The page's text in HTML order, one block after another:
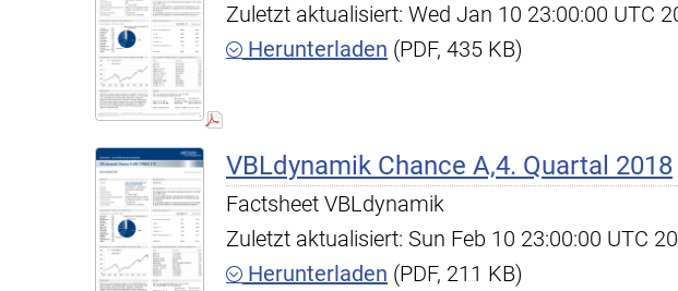
Zuletzt aktualisiert: Wed Jan 10 23:00:00 UTC
Herunterladen (PDF, 435 KB)
VBLdynamik Chance A,4. Quartal 2018
Factsheet VBLdynamik
Zuletzt aktualisiert: Sun Feb 10 23:00:00 UTC
Herunterladen (PDF, 211 KB)